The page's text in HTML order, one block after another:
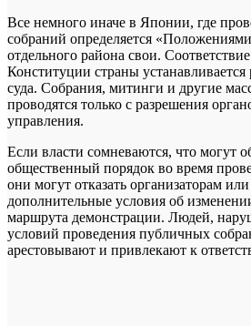
Все немного иначе в Японии, где
собраний определяется
отдельного района свои.
Конституции страны
суда. Собрания, митинги и другие
проводятся только с разрешения
управления.
Если власти сомневаются, что могут
общественный порядок во время
они могут отказать организаторам
дополнительные условия об
маршрута демонстрации. Людей,
условий проведения публичных
арестовывают и привлекают к